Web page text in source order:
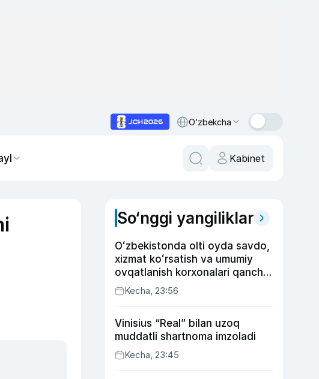
O‘zbekcha
Kabinet
So‘nggi yangiliklar
Oʻzbekistonda olti oyda savdo,
xizmat koʻrsatish va umumiy
ovqatlanish korxonalari qancha
soliq toʻlagani ochiqlandi
Kecha, 23:56
Vinisius “Real” bilan uzoq
muddatli shartnoma imzoladi
Kecha, 23:45